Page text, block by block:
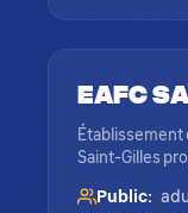
EAFC
Saint-Gilles
Public: